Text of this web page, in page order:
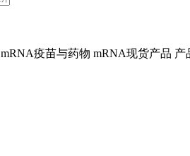
mRNA疫苗与药物 mRNA现货产品 产